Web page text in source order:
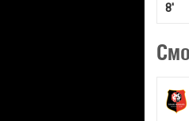
8'